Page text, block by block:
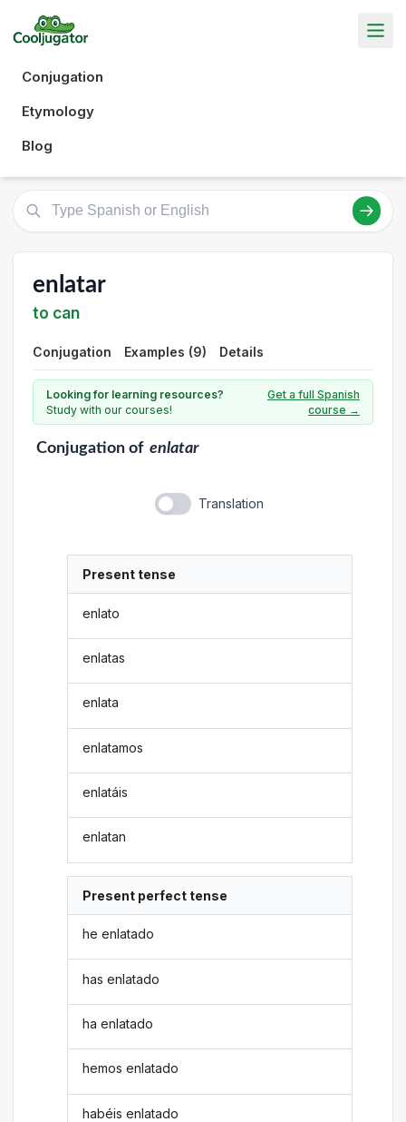
Conjugation
Etymology
Blog
enlatar
to can
Conjugation Examples (9) Details
Looking for learning resources?
Study with our courses!
Get a full Spanish
course →
Conjugationof enlatar
Translation
Present tense
enlato
enlatas
enlata
enlatamos
enlatáis
enlatan
Present perfect tense
he enlatado
has enlatado
ha enlatado
hemos enlatado
habéis enlatado